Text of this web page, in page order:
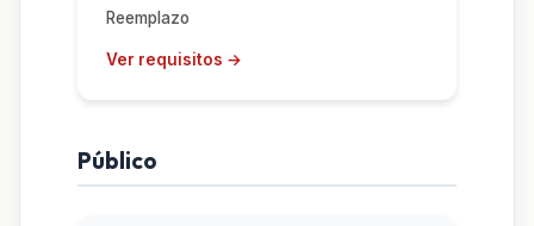
Reemplazo
Público